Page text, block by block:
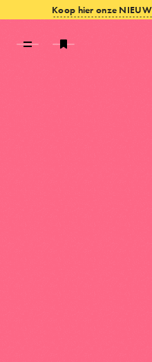
Koop hier onze